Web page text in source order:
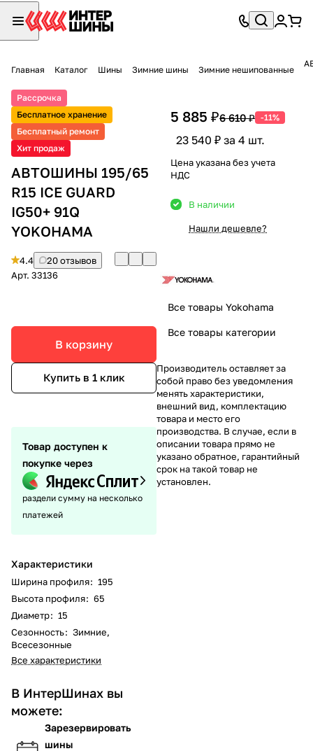
Главная Каталог Шины Зимние шины Зимние нешипованные
Рассрочка
Бесплатное хранение
Бесплатный ремонт
Хит продаж
АВТОШИНЫ 195/65
R15 ICE GUARD
IG50+ 91Q
YOKOHAMA
4.4
20 отзывов
Арт. 33136
В корзину
Купить в 1 клик
Товар доступен к
покупке через
раздели сумму на несколько
платежей
Характеристики
Ширина профиля: 195
Высота профиля: 65
Диаметр: 15
Сезонность: Зимние,
Всесезонные
Все характеристики
В ИнтерШинах вы
можете:
Зарезервировать
шины
5 885 ₽6 610 ₽ -11%
23 540 ₽ за 4 шт.
Цена указана без учета
НДС
В наличии
Нашли дешевле?
Все товары Yokohama
Все товары категории
Производитель оставляет за
собой право без уведомления
менять характеристики,
внешний вид, комплектацию
товара и место его
производства. В случае, если в
описании товара прямо не
указано обратное, гарантийный
срок на такой товар не
установлен.